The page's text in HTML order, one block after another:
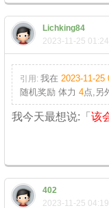
Lichking84
2023-11-25 01:24
引用: 我在 2023-11-25
随机奖励 体力 4点,另
我今天最想说:「 该
402
2023-11-25 04:19